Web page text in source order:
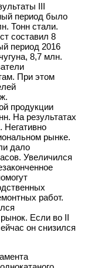
III
период было
Тонн стали.
составил 8
период 2016
8,7 млн.
При этом
продукции
На результатах
Негативно
рынке.
дало
Увеличился
работ.
Если во II
он снизился